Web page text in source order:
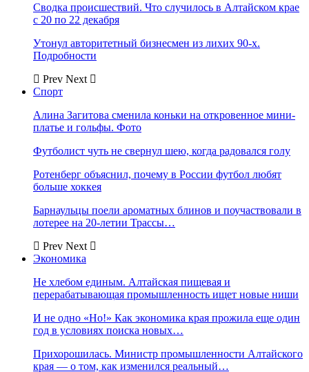
Сводка происшествий. Что случилось в Алтайском крае
с 20 по 22 декабря
Утонул авторитетный бизнесмен из лихих 90-х.
Подробности
Prev Next
Спорт
Алина Загитова сменила коньки на откровенное мини-
платье и гольфы. Фото
Футболист чуть не свернул шею, когда радовался голу
Ротенберг объяснил, почему в России футбол любят
больше хоккея
Барнаульцы поели ароматных блинов и поучаствовали в
лотерее на 20-летии Трассы…
Prev Next
Экономика
Не хлебом единым. Алтайская пищевая и
перерабатывающая промышленность ищет новые ниши
И не одно «Но!» Как экономика края прожила еще один
год в условиях поиска новых…
Прихорошилась. Министр промышленности Алтайского
края — о том, как изменился реальный…